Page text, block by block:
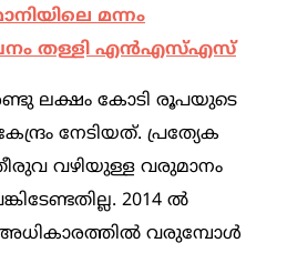
മന്നം
തള്ളി എന്‍എസ്എസ്
ലക്ഷം കോടി രൂപയുടെ
നേടിയത്. പ്രത്യേക
വഴിയുള്ള വരുമാനം
2014 ല്‍
വരുമ്പോള്‍